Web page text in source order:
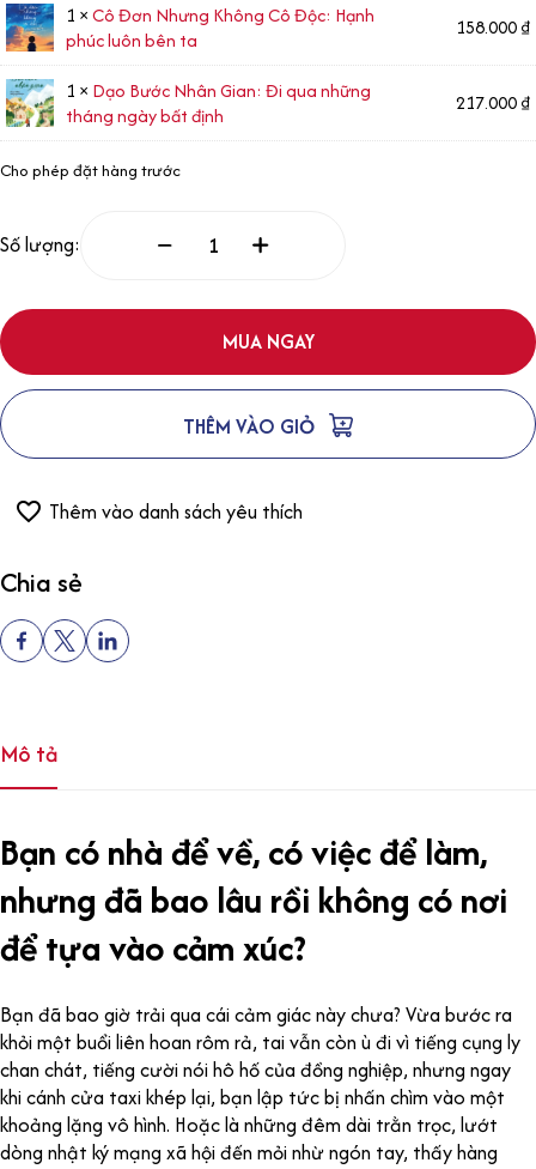
1 ×Cô Đơn Nhưng Không Cô Độc: Hạnh
phúc luôn bên ta
158.000₫
1 × Dạo Bước Nhân Gian: Đi qua những
tháng ngày bất định
217.000₫
Cho phép đặt hàng trước
Số lượng:
MUA NGAY
THÊM VÀO GIỎ
Thêm vào danh sách yêu thích
Chia sẻ
Mô tả
Bạn có nhà để về, có việc để làm,
nhưng đã bao lâu rồi không có nơi
để tựa vào cảm xúc?
Bạn đã bao giờ trải qua cái cảm giác này chưa? Vừa bước ra
khỏi một buổi liên hoan rôm rả, tai vẫn còn ù đi vì tiếng cụng ly
chan chát, tiếng cười nói hô hố của đồng nghiệp, nhưng ngay
khi cánh cửa taxi khép lại, bạn lập tức bị nhấn chìm vào một
khoảng lặng vô hình. Hoặc là những đêm dài trằn trọc, lướt
dòng nhật ký mạng xã hội đến mỏi nhừ ngón tay, thấy hàng